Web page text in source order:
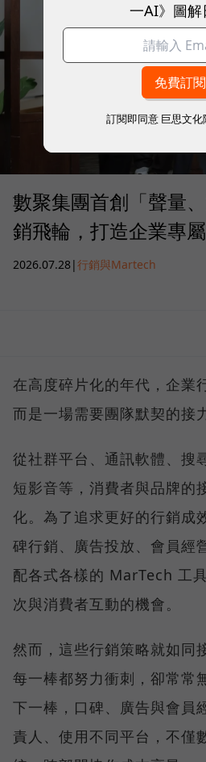
數聚集團首創「聲量
銷飛輪，打造企業專
2026.07.28|行銷與Martech
在高度碎片化的年代，企業
而是一場需要團隊默契的接
從社群平台、通訊軟體、搜
短影音等，消費者與品牌的
化。為了追求更好的行銷成
碑行銷、廣告投放、會員經
配各式各樣的 MarTech 工
次與消費者互動的機會。
然而，這些行銷策略就如同
每一棒都努力衝刺，卻常常
下一棒，口碑、廣告與會員
責人、使用不同平台，不僅
一AI》圖解
訂閱即同意 巨思文